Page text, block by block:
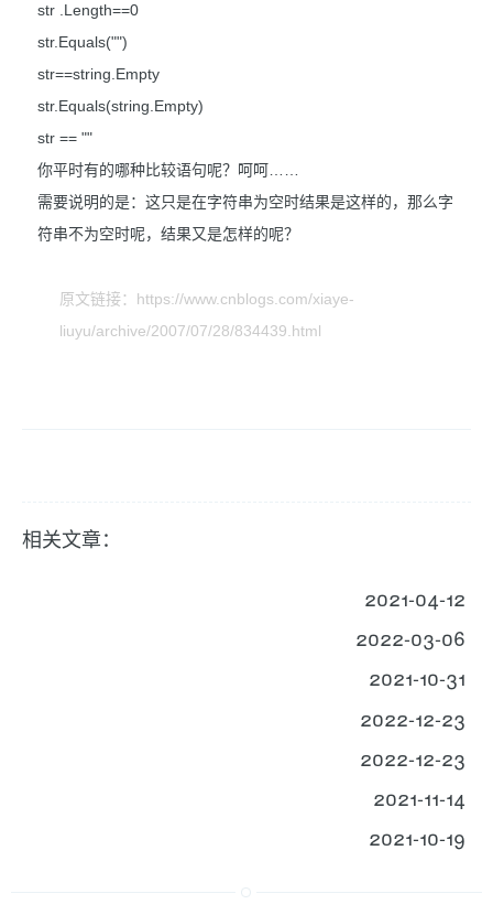
str .Length==0
str.Equals("")
str==string.Empty
str.Equals(string.Empty)
str == ""
你平时有的哪种比较语句呢？呵呵……
需要说明的是：这只是在字符串为空时结果是这样的，那么字
符串不为空时呢，结果又是怎样的呢？
原文链接：https://www.cnblogs.com/xiaye-
liuyu/archive/2007/07/28/834439.html
相关文章：
2021-04-12
2022-03-06
2021-10-31
2022-12-23
2022-12-23
2021-11-14
2021-10-19